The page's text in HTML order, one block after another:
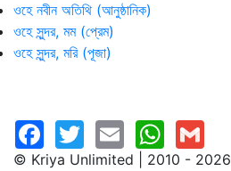
ওহে নবীন অতিথি (আনুষ্ঠানিক)
ওহে সুন্দর, মম (প্রেম)
ওহে সুন্দর, মরি (পূজা)
© Kriya Unlimited | 2010 - 2026